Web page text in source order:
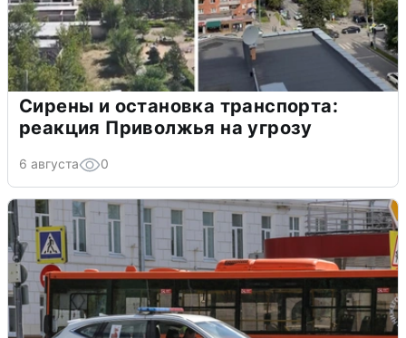
Сирены и остановка транспорта:
реакция Приволжья на угрозу
6 августа 0